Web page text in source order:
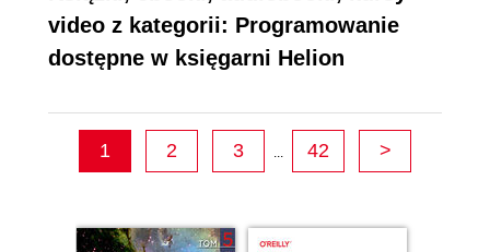
video z kategorii: Programowanie
dostępne w księgarni Helion
1 2 3 ... 42 >